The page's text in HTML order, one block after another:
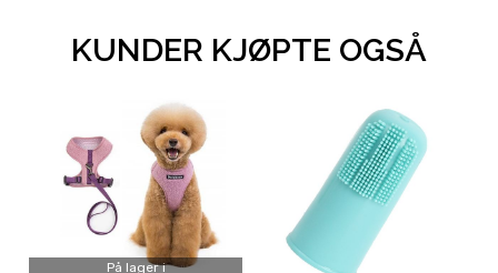
KUNDER KJØPTE OGSÅ
På lager i